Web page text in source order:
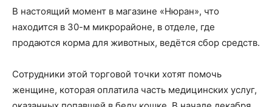
В настоящий момент в магазине «Нюран», что
находится в 30-м микрорайоне, в отделе, где
продаются корма для животных, ведётся сбор средств.
Сотрудники этой торговой точки хотят помочь
женщине, которая оплатила часть медицинских услуг,